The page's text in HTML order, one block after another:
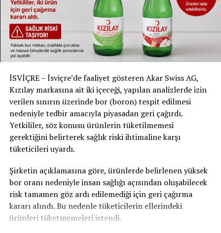
İSVİÇRE – İsviçre’de faaliyet gösteren Akar Swiss AG,
Kızılay markasına ait iki içeceği, yapılan analizlerde izin
verilen sınırın üzerinde bor (boron) tespit edilmesi
nedeniyle tedbir amacıyla piyasadan geri çağırdı.
Yetkililer, söz konusu ürünlerin tüketilmemesi
gerektiğini belirterek sağlık riski ihtimaline karşı
tüketicileri uyardı.
Şirketin açıklamasına göre, ürünlerde belirlenen yüksek
bor oranı nedeniyle insan sağlığı açısından oluşabilecek
risk tamamen göz ardı edilemediği için geri çağırma
kararı alındı. Bu nedenle tüketicilerin ellerindeki
ürünleri tüketmemeleri istendi.